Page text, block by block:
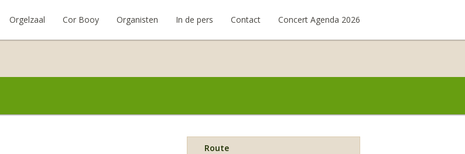
Orgelzaal Cor Booy Organisten In de pers Contact Concert Agenda 2026
Route